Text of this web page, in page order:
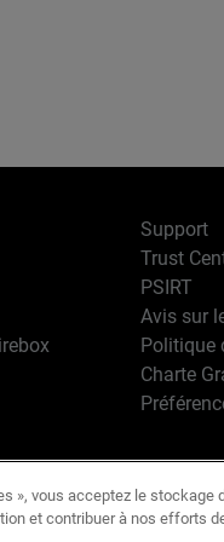
Support
Trust
PSIRT
Avis sur
Politique
Charte
Copyright ©
», vous acceptez le stockage
et contribuer à nos efforts